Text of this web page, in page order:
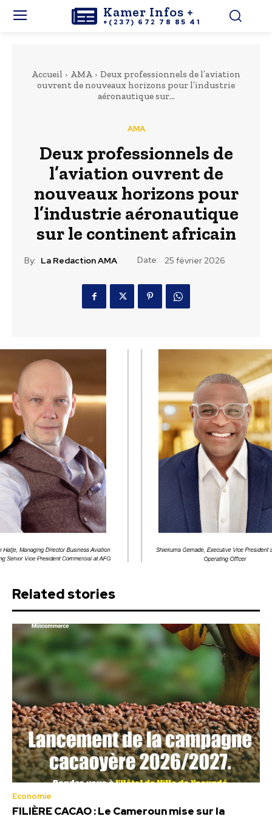
Kamer Infos +
+(237) 672 78 85 41
Accueil AMA
Deux professionnels de l’aviation
ouvrent de nouveaux horizons pour l’industrie
aéronautique sur...
AMA
Deux professionnels de
l’aviation ouvrent de
nouveaux horizons pour
l’industrie aéronautique
sur le continent africain
By: La Redaction AMA Date: 25 février 2026
Related stories
Economie
FILIÈRE CACAO : Le Cameroun mise sur la